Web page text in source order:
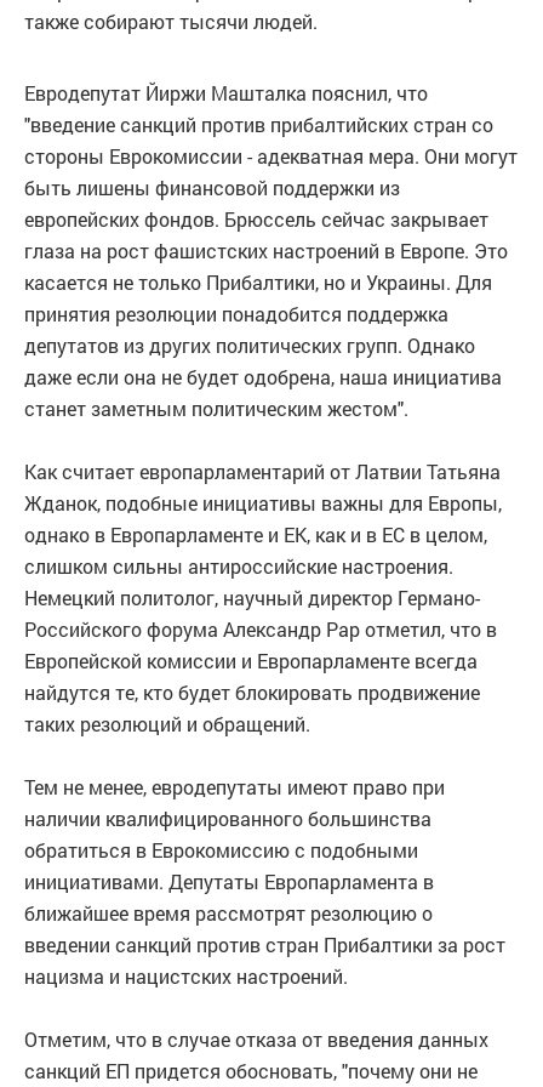
также собирают тысячи людей.
Евродепутат Йиржи Машталка пояснил, что
"введение санкций против прибалтийских стран со
стороны Еврокомиссии - адекватная мера. Они могут
быть лишены финансовой поддержки из
европейских фондов. Брюссель сейчас закрывает
глаза на рост фашистских настроений в Европе. Это
касается не только Прибалтики, но и Украины. Для
принятия резолюции понадобится поддержка
депутатов из других политических групп. Однако
даже если она не будет одобрена, наша инициатива
станет заметным политическим жестом".
Как считает европарламентарий от Латвии Татьяна
Жданок, подобные инициативы важны для Европы,
однако в Европарламенте и ЕК, как и в ЕС в целом,
слишком сильны антироссийские настроения.
Немецкий политолог, научный директор Германо-
Российского форума Александр Рар отметил, что в
Европейской комиссии и Европарламенте всегда
найдутся те, кто будет блокировать продвижение
таких резолюций и обращений.
Тем не менее, евродепутаты имеют право при
наличии квалифицированного большинства
обратиться в Еврокомиссию с подобными
инициативами. Депутаты Европарламента в
ближайшее время рассмотрят резолюцию о
введении санкций против стран Прибалтики за рост
нацизма и нацистских настроений.
Отметим, что в случае отказа от введения данных
санкций ЕП придется обосновать, "почему они не